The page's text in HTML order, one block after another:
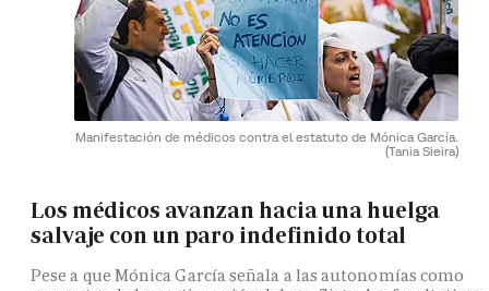
Manifestación de médicos contra el estatuto de Mónica García.
(Tania Sieira)
Los médicos avanzan hacia una huelga
salvaje con un paro indefinido total
Pese a que Mónica García señala a las autonomías como